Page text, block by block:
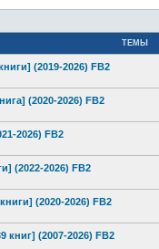
ТЕМЫ
(2019-2026) FB2
(2020-2026) FB2
2026) FB2
(2022-2026) FB2
(2020-2026) FB2
книг] (2007-2026) FB2